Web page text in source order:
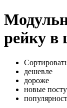
рейку в
дешевле
дороже
новые